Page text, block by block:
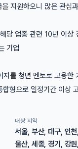
지원하오니 많은 관심
업종 관련 10년 이상
기업
를 청년 멘토로 고용한
합형으로 일정기간 이
대상 지역
서울, 부산, 대구, 인천
울산, 세종, 경기, 강